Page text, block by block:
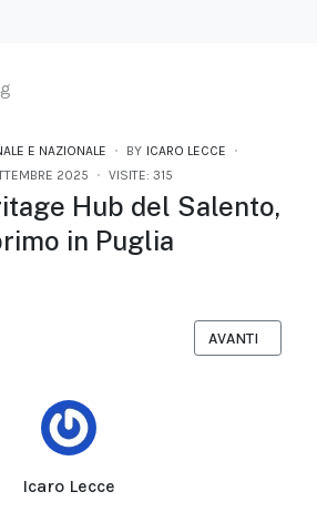
E NAZIONALE BY ICARO LECCE
2025
VISITE: 315
Hub del Salento,
in Puglia
Icaro Lecce
PRESENTATO IL FESTIVAL NAT-
ARTICOLO
AVANTI